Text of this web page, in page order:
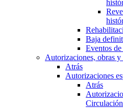
Baja
Eventos
Autorizaciones, obras y
Atrás
Autorizaciones
Atrás